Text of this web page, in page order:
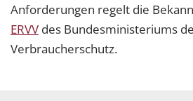
Anforderungen regelt die
ERVV des Bundesministeriums
Verbraucherschutz.